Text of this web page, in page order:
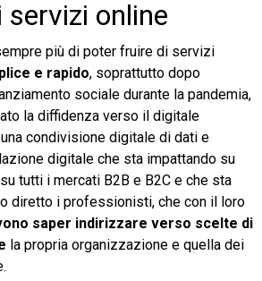
online
più di poter fruire di servizi
e rapido, soprattutto dopo
sociale durante la pandemia,
la diffidenza verso il digitale
condivisione digitale di dati e
digitale che sta impattando su
tutti i mercati B2B e B2C e che sta
diretto i professionisti, che con il loro
saper indirizzare verso scelte di
la propria organizzazione e quella dei